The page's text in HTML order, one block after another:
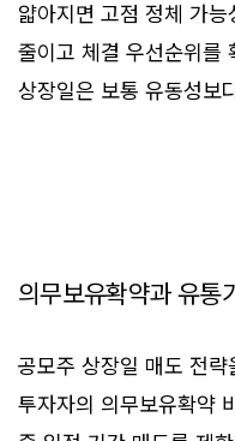
얇아지면 고점 정체 가
줄이고 체결 우선순위를
상장일은 보통 유동성보
의무보유확약과 유통
공모주 상장일 매도 전
투자자의 의무보유확약